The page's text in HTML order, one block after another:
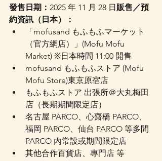
發售日期： 2025 年 11 月 28 日販售／預
約資訊（日本）：
「mofusand もふもふマーケット
（官方網店）」(Mofu Mofu
Market) ※日本時間 11:00 開售
mofusand もふもふストア (Mofu
Mofu Store)東京原宿店
もふもふストア 出張所＠大丸梅田
店（長期期間限定店）
名古屋 PARCO、心齋橋 PARCO、
福岡 PARCO、仙台 PARCO 等多間
PARCO 內常設或期間限定店
其他合作百貨店、專門店 等